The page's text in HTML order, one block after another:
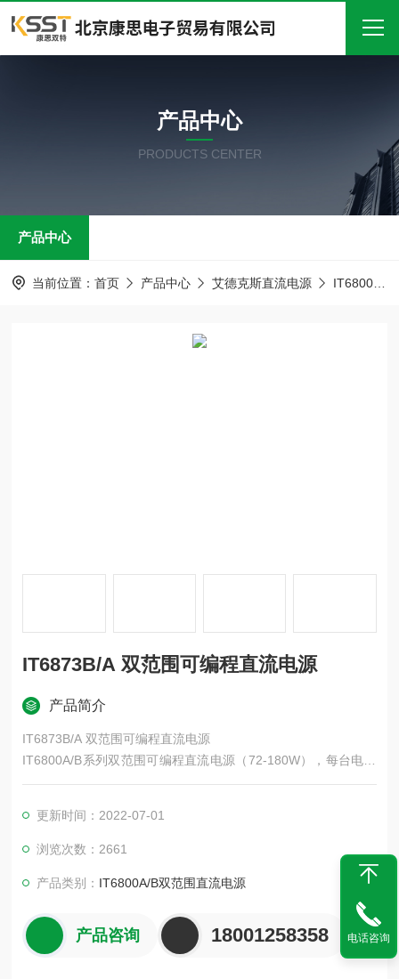
关于我们
产品中心
在线留言
产品中心
PRODUCTS CENTER
产品中心
当前位置： 首页 产品中心 艾德克斯直流电源 IT6800A/B双范围直流电源
IT6873B/A 双范围可编程直流电源
产品简介
IT6873B/A 双范围可编程直流电源
IT6800A/B系列双范围可编程直流电源（72-180W），每台电源
具有两个电压、电流输出范围，一台电源可以当两台使用，更大
支持面板List编程和通过计算机进行软件操作，满足更多的通讯
需求。适用于实验室测试、产线生产测试、维修检测等。
更新时间：2022-07-01
浏览次数：2661
产品类别： IT6800A/B双范围直流电源
产品咨询 18001258358 电话咨询